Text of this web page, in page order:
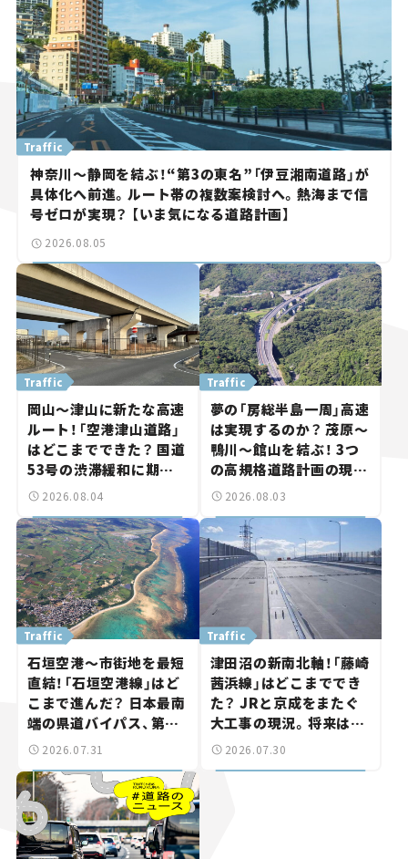
Traffic
神奈川～静岡を結ぶ！“第3の東名”「伊豆湘南道路」が
具体化へ前進。ルート帯の複数案検討へ。熱海まで信
号ゼロが実現？ 【いま気になる道路計画】
2026.08.05
Traffic
岡山～津山に新たな高速
ルート！「空港津山道路」
はどこまでできた？ 国道
53号の渋滞緩和に期待。
岡山市側でも動きが【い
2026.08.04
Traffic
夢の「房総半島一周」高速
は実現するのか？ 茂原～
鴨川～館山を結ぶ！ 3つ
の高規格道路計画の現
状。「館山鴨川道路」で検
路計画】
2026.08.03
Traffic
石垣空港～市街地を最短
直結！「石垣空港線」はど
こまで進んだ？ 日本最南
端の県道バイパス、第2
工区も延伸開通 【いま気
2026.07.31
Traffic
津田沼の新南北軸！「藤崎
茜浜線」はどこまででき
た？ JRと京成をまたぐ
大工事の現況。将来は
「習志野～鎌ケ谷」を最短
2026.07.30